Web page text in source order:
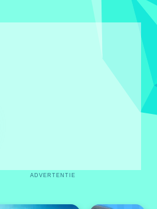
ADVERTENTIE